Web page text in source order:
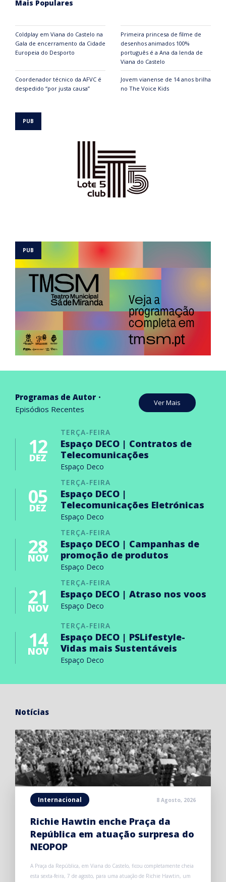
Mais Populares
Coldplay em Viana do Castelo na
Gala de encerramento da Cidade
Europeia do Desporto
Primeira princesa de filme de
desenhos animados 100%
português é a Ana da lenda de
Viana do Castelo
Coordenador técnico da AFVC é
despedido “por justa causa”
Jovem vianense de 14 anos brilha
no The Voice Kids
Programas de Autor
Episódios Recentes
Ver Mais
TERÇA-FEIRA
12
DEZ
Espaço DECO | Contratos de
Telecomunicações
Espaço Deco
TERÇA-FEIRA
05
DEZ
Espaço DECO |
Telecomunicações Eletrónicas
Espaço Deco
TERÇA-FEIRA
28
NOV
Espaço DECO | Campanhas de
promoção de produtos
Espaço Deco
TERÇA-FEIRA
21
NOV
Espaço DECO | Atraso nos voos
Espaço Deco
TERÇA-FEIRA
14
NOV
Espaço DECO | PSLifestyle-
Vidas mais Sustentáveis
Espaço Deco
Notícias
Internacional 8 Agosto, 2026
Richie Hawtin enche Praça da
República em atuação surpresa do
NEOPOP
A Praça da República, em Viana do Castelo, ficou completamente cheia
esta sexta-feira, 7 de agosto, para uma atuação de Richie Hawtin, um